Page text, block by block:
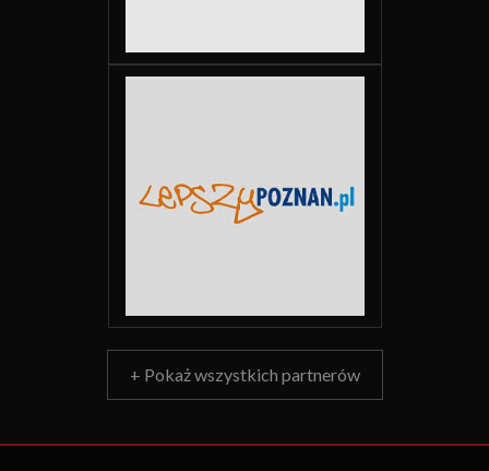
+ Pokaż wszystkich partnerów